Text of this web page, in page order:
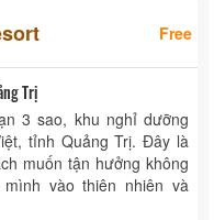
Free
Trị
3 sao, khu nghỉ dưỡng
tỉnh Quảng Trị. Đây là
muốn tận hưởng không
vào thiên nhiên và